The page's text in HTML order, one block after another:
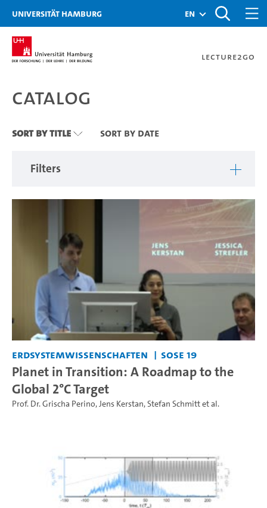
Zu den Filtern
Zur Metanavigation
Zur Hauptnavigation
Zur Suche
Zum Inhalt
Zum Seitenfuss
Universität Hamburg en
Lecture2Go
Catalog
Catalog
Sort By Title Sort By Date
Filters
Erdsystemwissenschaften SoSe 19
Planet in Transition: A Roadmap to the
Global 2°C Target
Prof. Dr. Grischa Perino,Jens Kerstan,Stefan Schmittet al.